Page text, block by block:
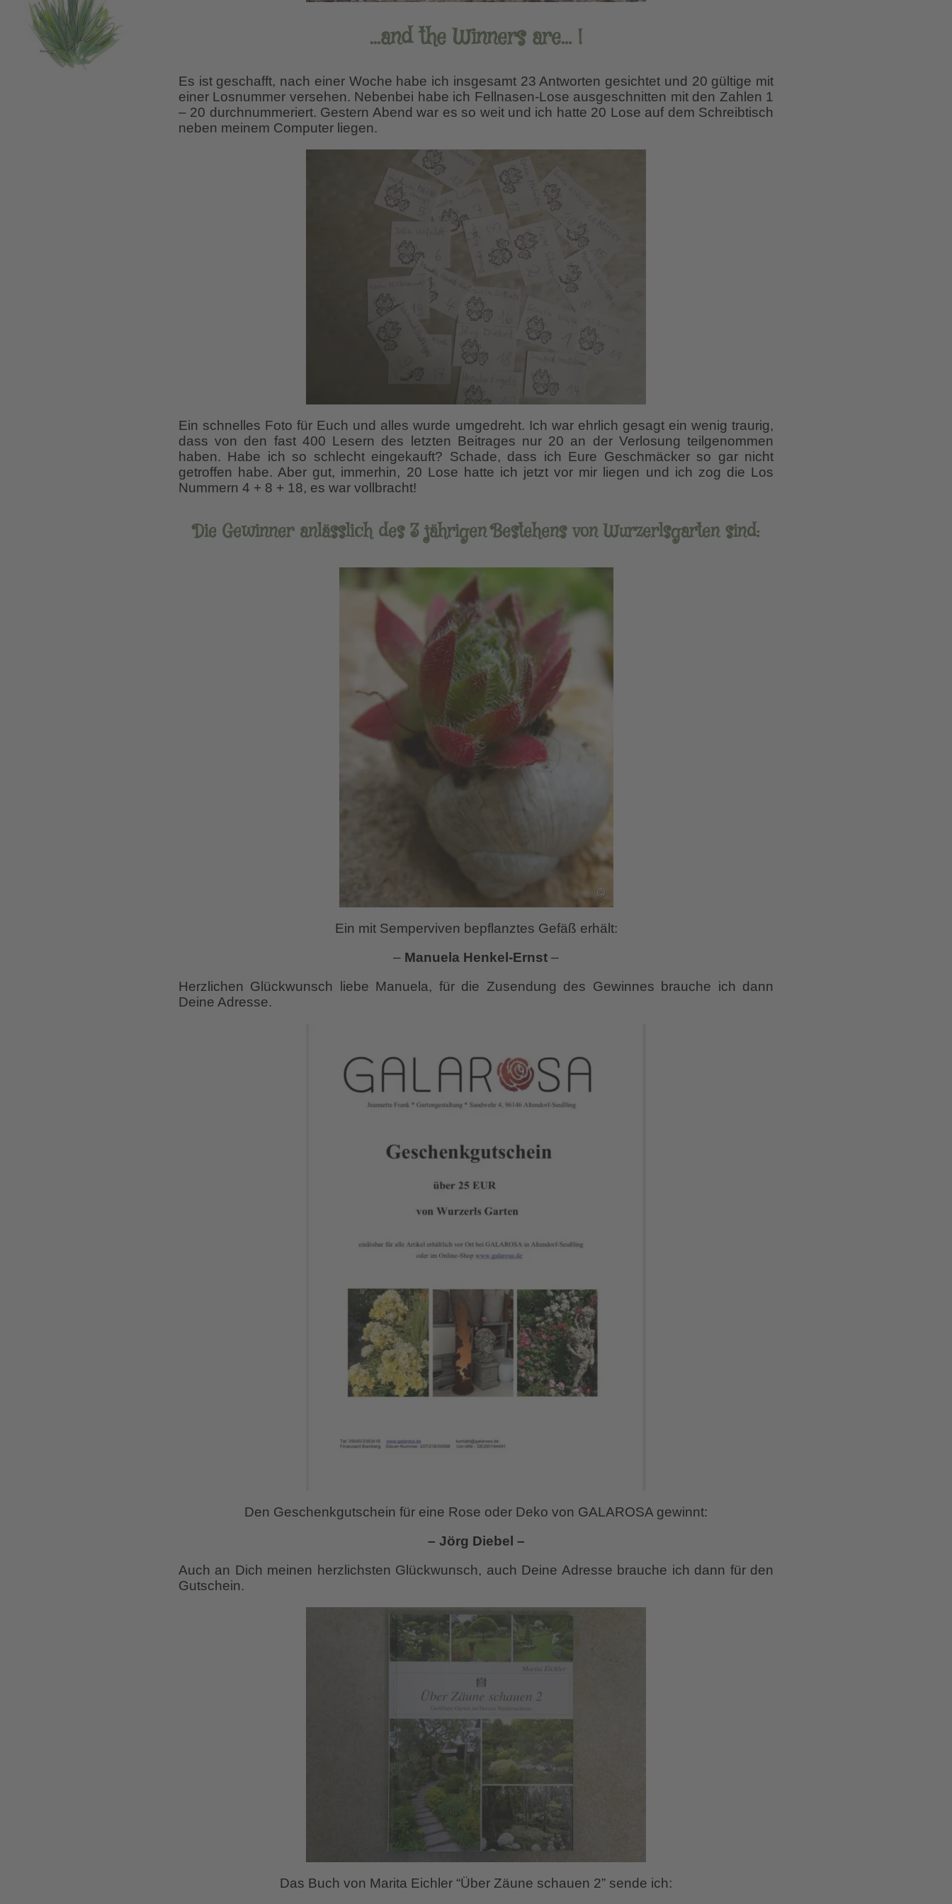
…and the Winners are… !
Es ist geschafft, nach einer Woche habe ich insgesamt 23 Antworten gesichtet und 20 gültige mit
einer Losnummer versehen. Nebenbei habe ich Fellnasen-Lose ausgeschnitten mit den Zahlen 1
– 20 durchnummeriert. Gestern Abend war es so weit und ich hatte 20 Lose auf dem Schreibtisch
neben meinem Computer liegen.
Ein schnelles Foto für Euch und alles wurde umgedreht. Ich war ehrlich gesagt ein wenig traurig,
dass von den fast 400 Lesern des letzten Beitrages nur 20 an der Verlosung teilgenommen
haben. Habe ich so schlecht eingekauft? Schade, dass ich Eure Geschmäcker so gar nicht
getroffen habe. Aber gut, immerhin, 20 Lose hatte ich jetzt vor mir liegen und ich zog die Los
Nummern 4 + 8 + 18, es war vollbracht!
Die Gewinner anlässlich des 3 jährigen Bestehens von Wurzerlsgarten sind:
Ein mit Semperviven bepflanztes Gefäß erhält:
– Manuela Henkel-Ernst –
Herzlichen Glückwunsch liebe Manuela, für die Zusendung des Gewinnes brauche ich dann
Deine Adresse.
Den Geschenkgutschein für eine Rose oder Deko von GALAROSA gewinnt:
– Jörg Diebel –
Auch an Dich meinen herzlichsten Glückwunsch, auch Deine Adresse brauche ich dann für den
Gutschein.
Das Buch von Marita Eichler “Über Zäune schauen 2” sende ich: